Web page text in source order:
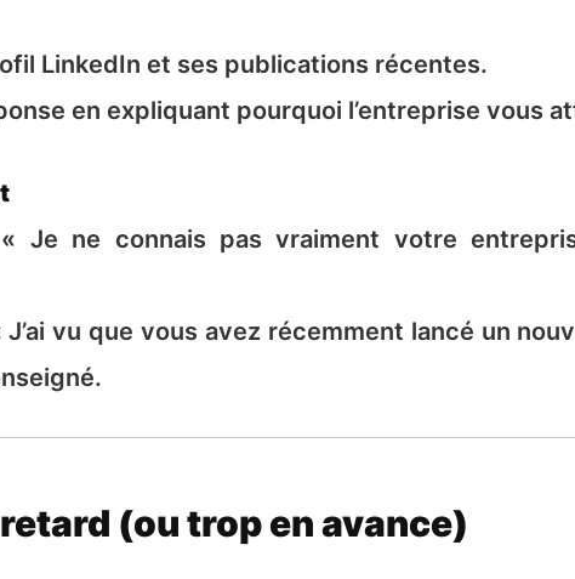
LinkedIn et ses publications récentes.
en expliquant pourquoi l’entreprise vous
Je ne connais pas vraiment votre
vu que vous avez récemment lancé un
retard (ou trop en avance)